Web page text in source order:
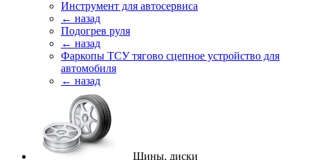
Инструмент для автосервиса
← назад
Подогрев руля
← назад
Фаркопы ТСУ тягово сцепное устройство для
автомобиля
← назад
Шины, диски